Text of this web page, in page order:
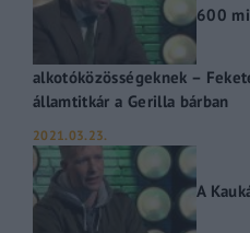
600
alkotóközösségeknek –
államtitkár a Gerilla bárban
2021.03.23.
A